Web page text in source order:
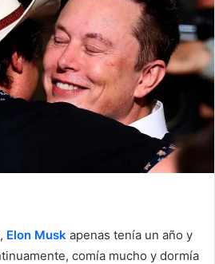
Elon Musk apenas tenía un año y
comía mucho y dormía